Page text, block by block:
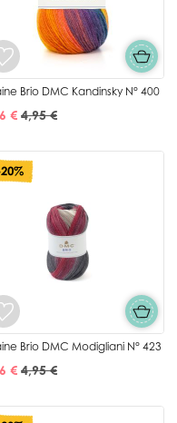
Brio DMC Kandinsky N° 400
€ 4,95 €
Brio DMC Modigliani N° 423
€ 4,95 €